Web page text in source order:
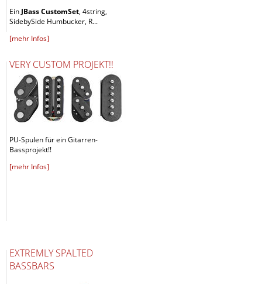
EinJBass CustomSet, 4string,
SidebySide Humbucker, R...
[mehr Infos]
VERY CUSTOM PROJEKT!!
PU-Spulen für ein Gitarren-
Bassprojekt!!
[mehr Infos]
EXTREMLY SPALTED
BASSBARS